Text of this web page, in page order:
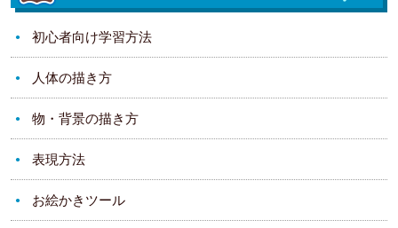
初心者向け学習方法
人体の描き方
物・背景の描き方
表現方法
お絵かきツール